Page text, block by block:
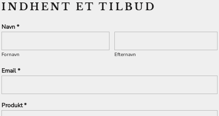
INDHENT ET TILBUD
Navn *
Fornavn Efternavn
Email *
Produkt *